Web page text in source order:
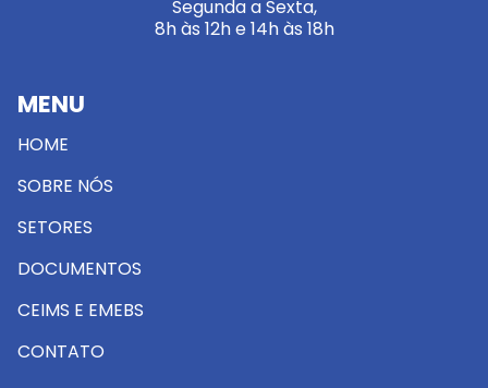
Segunda a Sexta,
8h às 12h e 14h às 18h
MENU
HOME
SOBRE NÓS
SETORES
DOCUMENTOS
CEIMS E EMEBS
CONTATO